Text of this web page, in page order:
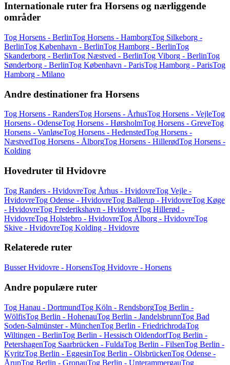
Internationale ruter fra Horsens og nærliggende
områder
Tog Horsens - BerlinTog Horsens - HamborgTog Silkeborg -
BerlinTog København - BerlinTog Hamborg - BerlinTog
Skanderborg - BerlinTog Næstved - BerlinTog Viborg - BerlinTog
Sønderborg - BerlinTog København - ParisTog Hamborg - ParisTog
Hamborg - Milano
Andre destinationer fra Horsens
Tog Horsens - RandersTog Horsens - ÅrhusTog Horsens - VejleTog
Horsens - OdenseTog Horsens - HørsholmTog Horsens - GreveTog
Horsens - VanløseTog Horsens - HedenstedTog Horsens -
NæstvedTog Horsens - ÅlborgTog Horsens - HillerødTog Horsens -
Kolding
Hovedruter til Hvidovre
Tog Randers - HvidovreTog Århus - HvidovreTog Vejle -
HvidovreTog Odense - HvidovreTog Ballerup - HvidovreTog Køge
- HvidovreTog Frederikshavn - HvidovreTog Hillerød -
HvidovreTog Holstebro - HvidovreTog Ålborg - HvidovreTog
Skive - HvidovreTog Kolding - Hvidovre
Relaterede ruter
Busser Hvidovre - HorsensTog Hvidovre - Horsens
Andre populære ruter
Tog Hanau - DortmundTog Köln - RendsborgTog Berlin -
WölfisTog Berlin - HohenauTog Berlin - JandelsbrunnTog Bad
Soden-Salmünster - MünchenTog Berlin - FriedrichrodaTog
Wiltingen - BerlinTog Berlin - Hessisch OldendorfTog Berlin -
PetershagenTog Saarbrücken - FuldaTog Berlin - FilsenTog Berlin -
KyritzTog Berlin - EggesinTog Berlin - OlsbrückenTog Odense -
ÅrupTog Berlin - GronauTog Berlin - UnterammergauTog